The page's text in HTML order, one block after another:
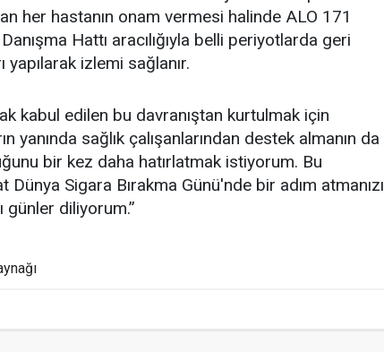
her hastanın onam vermesi halinde ALO 171
Hattı aracılığıyla belli periyotlarda geri
yapılarak izlemi sağlanır.
kabul edilen bu davranıştan kurtulmak için
yanında sağlık çalışanlarından destek almanın da
bir kez daha hatırlatmak istiyorum. Bu
Dünya Sigara Bırakma Günü'nde bir adım atmanızı
günler diliyorum.’’